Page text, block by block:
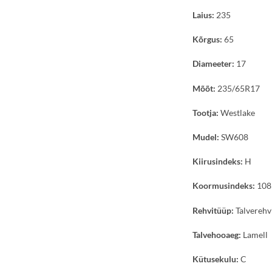
Laius: 235
Kõrgus: 65
Diameeter: 17
Mõõt: 235/65R17
Tootja: Westlake
Mudel: SW608
Kiirusindeks: H
Koormusindeks: 108
Rehvitüüp:
Talvehooaeg: Lamell
Kütusekulu: C